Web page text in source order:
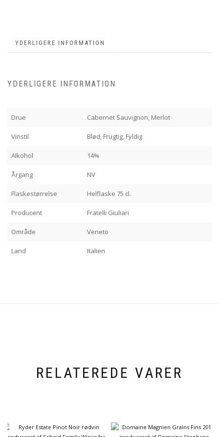
YDERLIGERE INFORMATION
YDERLIGERE INFORMATION
Drue Cabernet Sauvignon, Merlot
Vinstil Blød, Frugtig, Fyldig
Alkohol 14%
Årgang NV
Flaskestørrelse Helflaske 75 cl.
Producent Fratelli Giuliari
Område Veneto
Land Italien
RELATEREDE VARER